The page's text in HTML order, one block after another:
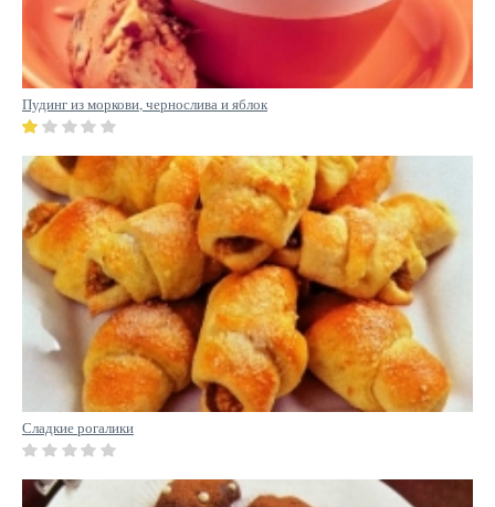
Пудинг из моркови, чернослива и яблок
Сладкие рогалики